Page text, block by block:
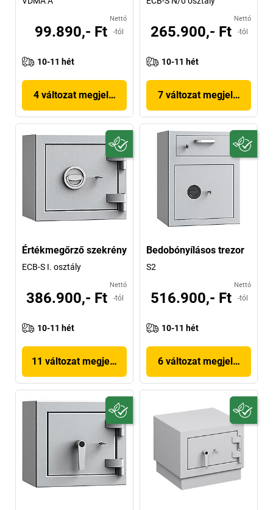
Nettó
99.890,- Ft -tól
10-11 hét
4 változat megjelenítése
Nettó
265.900,- Ft -tól
10-11 hét
7 változat megjelenítése
Értékmegőrző szekrény
ECB-S I. osztály
Nettó
386.900,- Ft -tól
10-11 hét
11 változat megjelenítése
Bedobónyílásos trezor
S2
Nettó
516.900,- Ft -tól
10-11 hét
6 változat megjelenítése